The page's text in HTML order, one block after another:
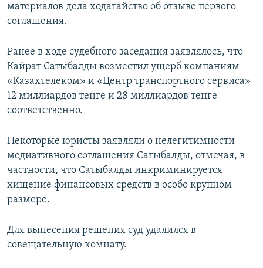
материалов дела ходатайство об отзыве первого
соглашения.
Ранее в ходе судебного заседания заявлялось, что
Кайрат Сатыбалды возместил ущерб компаниям
«Казахтелеком» и «Центр транспортного сервиса»
12 миллиардов тенге и 28 миллиардов тенге —
соответственно.
Некоторые юристы заявляли о нелегитимности
медиативного соглашения Сатыбалды, отмечая, в
частности, что Сатыбалды инкриминируется
хищение финансовых средств в особо крупном
размере.
Для вынесения решения суд удалился в
совещательную комнату.